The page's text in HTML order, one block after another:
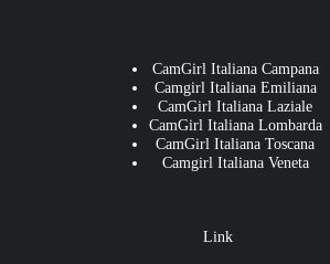
CamGirl Italiana Campana
Camgirl Italiana Emiliana
CamGirl Italiana Laziale
CamGirl Italiana Lombarda
CamGirl Italiana Toscana
Camgirl Italiana Veneta
Link